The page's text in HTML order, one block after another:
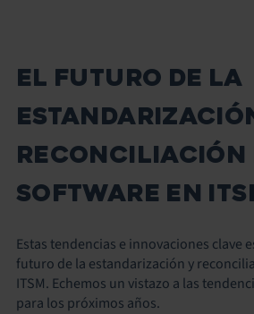
EL FUTURO DE LA
RECONCILIACIÓN
SOFTWARE EN
Estas tendencias e innovaciones clave
futuro de la estandarización y
ITSM. Echemos un vistazo a las
para los próximos años.